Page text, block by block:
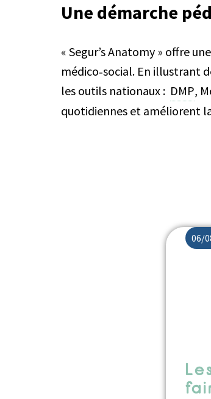
Une démarche
« Segur’s Anatomy » offre
médico‑social. En illustrant
les outils nationaux : DMP,
quotidiennes et améliorent
06/